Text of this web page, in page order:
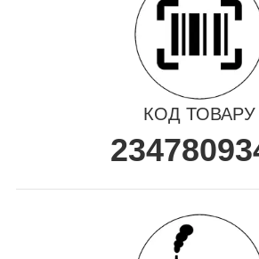
КОД ТОВАРУ